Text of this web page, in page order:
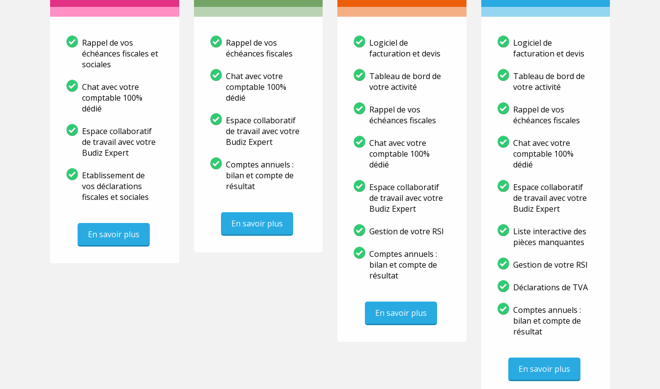
Rappel de vos
échéances fiscales et
sociales
Chat avec votre
comptable 100%
dédié
Espace collaboratif
de travail avec votre
Budiz Expert
Etablissement de
vos déclarations
fiscales et sociales
En savoir plus
Rappel de vos
échéances fiscales
Chat avec votre
comptable 100%
dédié
Espace collaboratif
de travail avec votre
Budiz Expert
Comptes annuels :
bilan et compte de
résultat
En savoir plus
Logiciel de
facturation et devis
Tableau de bord de
votre activité
Rappel de vos
échéances fiscales
Chat avec votre
comptable 100%
dédié
Espace collaboratif
de travail avec votre
Budiz Expert
Gestion de votre RSI
Comptes annuels :
bilan et compte de
résultat
En savoir plus
Logiciel de
facturation et devis
Tableau de bord de
votre activité
Rappel de vos
échéances fiscales
Chat avec votre
comptable 100%
dédié
Espace collaboratif
de travail avec votre
Budiz Expert
Liste interactive des
pièces manquantes
Gestion de votre RSI
Déclarations de TVA
Comptes annuels :
bilan et compte de
résultat
En savoir plus